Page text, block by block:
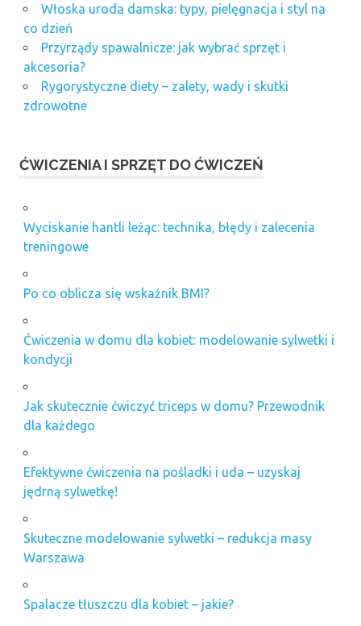
Włoska uroda damska: typy, pielęgnacja i styl na
co dzień
Przyrządy spawalnicze: jak wybrać sprzęt i
akcesoria?
Rygorystyczne diety – zalety, wady i skutki
zdrowotne
ĆWICZENIA I SPRZĘT DO ĆWICZEŃ
Wyciskanie hantli leżąc: technika, błędy i zalecenia
treningowe
Po co oblicza się wskaźnik BMI?
Ćwiczenia w domu dla kobiet: modelowanie sylwetki i
kondycji
Jak skutecznie ćwiczyć triceps w domu? Przewodnik
dla każdego
Efektywne ćwiczenia na pośladki i uda – uzyskaj
jędrną sylwetkę!
Skuteczne modelowanie sylwetki – redukcja masy
Warszawa
Spalacze tłuszczu dla kobiet – jakie?